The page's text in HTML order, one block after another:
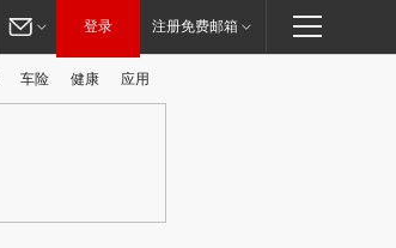
登录 注册免费邮箱
车险 健康 应用